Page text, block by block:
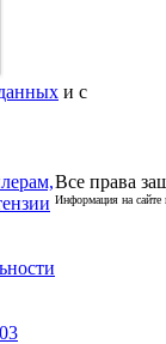
и с
Все права
Информация на сайте